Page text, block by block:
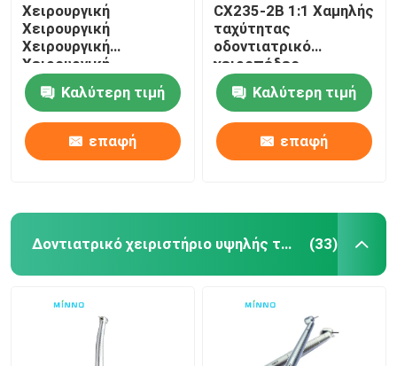
Χειρουργική
Χειρουργική
Χειρουργική
Χειρουργική
Χειρουργική
Χειρουργική
Χειρουργική
Καλύτερη τιμή
επαφή
CX235-2B 1:1 Χαμηλής
ταχύτητας
οδοντιατρικό
χειροπέδες
Εσωτερικό κανάλι
Αντίθετη γωνία
ευθεία
Καλύτερη τιμή
επαφή
Δοντιατρικό χειριστήριο υψηλής ταχύτητας (33)